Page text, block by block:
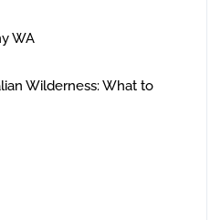
WA
Wilderness: What to